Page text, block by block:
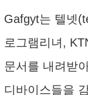
Gafgyt는 텔넷
로그램리녀,
문서를 내려받
디바이스들을